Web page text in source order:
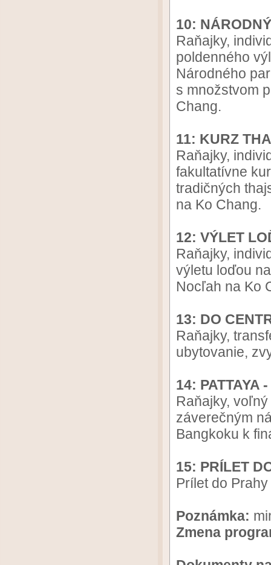
10:
Raňajky,
poldenného
Národného
s množstvom
Chang.
11: KURZ
Raňajky,
fakultatívne
tradičných
na Ko Chang.
12: VÝLET
Raňajky,
výletu loďou
Nocľah na Ko
13: DO
Raňajky,
ubytovanie,
14: PATTAYA
Raňajky,
záverečným
Bangkoku k
15: PRÍLET
Prílet do
Poznámka:
Zmena